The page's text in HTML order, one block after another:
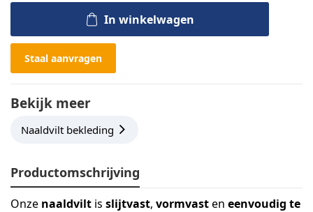
In winkelwagen
Staal aanvragen
Bekijk meer
Naaldvilt bekleding
Productomschrijving
Onze naaldvilt is slijtvast, vormvasten eenvoudig te